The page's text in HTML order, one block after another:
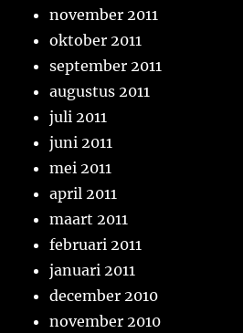
november 2011
oktober 2011
september 2011
augustus 2011
juli 2011
juni 2011
mei 2011
april 2011
maart 2011
februari 2011
januari 2011
december 2010
november 2010